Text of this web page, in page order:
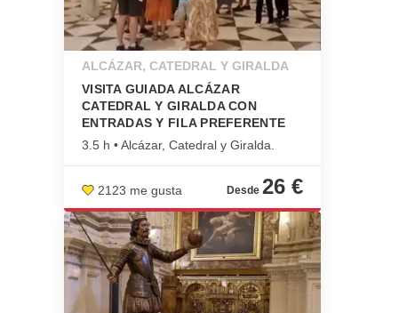
ALCÁZAR, CATEDRAL Y GIRALDA
VISITA GUIADA ALCÁZAR
CATEDRAL Y GIRALDA CON
ENTRADAS Y FILA PREFERENTE
3.5 h • Alcázar, Catedral y Giralda.
2123 me gusta 26 €